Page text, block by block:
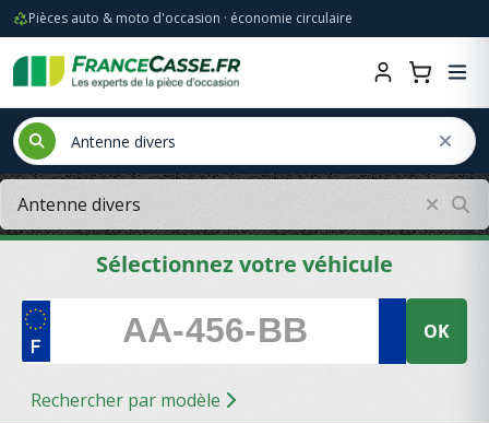
Pièces auto & moto d'occasion · économie circulaire
Sélectionnez votre véhicule
OK
Rechercher par modèle